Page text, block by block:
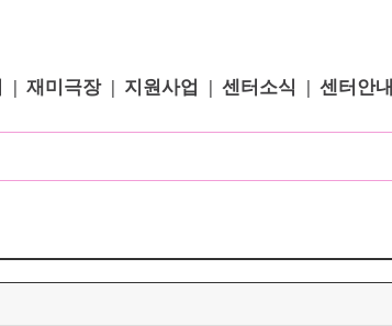
재미극장 지원사업 센터소식 센터안내